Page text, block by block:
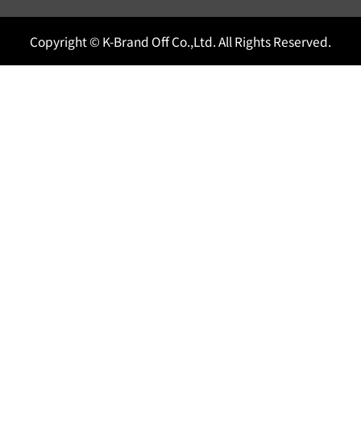
Copyright © K-Brand Off Co.,Ltd. All Rights Reserved.